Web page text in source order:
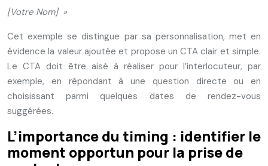
[Votre Nom] »
Cet exemple se distingue par sa personnalisation, met en
évidence la valeur ajoutée et propose un CTA clair et simple.
Le CTA doit être aisé à réaliser pour l’interlocuteur, par
exemple, en répondant à une question directe ou en
choisissant parmi quelques dates de rendez-vous
suggérées.
L’importance du timing : identifier le
moment opportun pour la prise de